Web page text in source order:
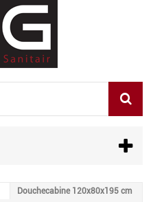
Douchecabine 120x80x195 cm